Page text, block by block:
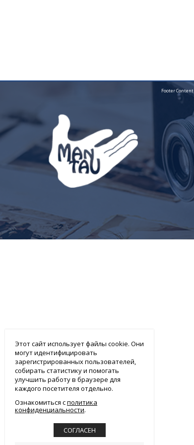
Footer Content
Этот сайт использует файлы cookie. Они
могут идентифицировать
зарегистрированных пользователей,
собирать статистику и помогать
улучшить работу в браузере для
каждого посетителя отдельно.
Ознакомиться сполитика
конфиденциальности
СОГЛАСЕН